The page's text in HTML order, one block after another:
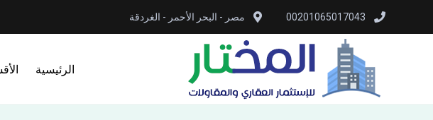
00201065017043 مصر - البحر الأحمر - الغردقة
الرئيسية